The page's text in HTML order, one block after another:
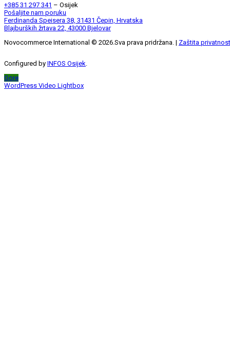
+385 31 297 341 – Osijek
Pošaljite nam poruku
Ferdinanda Speisera 38, 31431 Čepin, Hrvatska
Blajburških žrtava 22, 43000 Bjelovar
Novocommerce International © 2026 .Sva prava pridržana. | Zaštita
Configured by INFOS Osijek
Gore
WordPress Video Lightbox